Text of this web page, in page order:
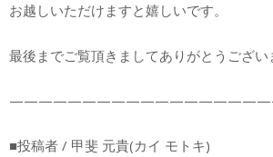
お越しいただけますと嬉しいです。
最後までご覧頂きましてありがとうござい
■投稿者 / 甲斐 元貴(カイ モトキ)